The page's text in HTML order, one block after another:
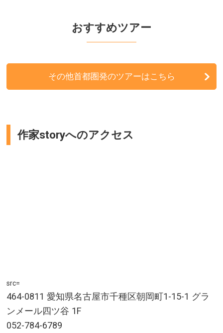
関西発
北海道発
北陸発
九州発
おすすめツアー
その他首都圏発のツアーはこちら
作家storyへのアクセス
src=
464-0811 愛知県名古屋市千種区朝岡町1-15-1 グラ
ンメール四ツ谷 1F
052-784-6789